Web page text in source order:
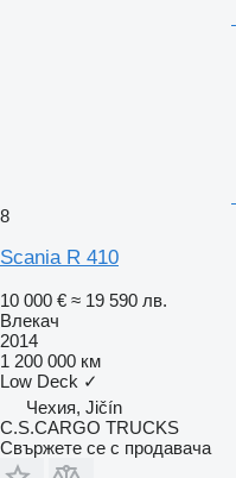
8
Scania R 410
10 000 € ≈ 19 590 лв.
Влекач
2014
1 200 000 км
Low Deck ✓
Чехия, Jičín
C.S.CARGO TRUCKS
Свържете се с продавача